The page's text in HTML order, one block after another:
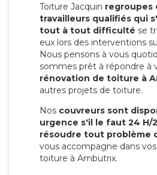
Toiture Jacquin regroupes
travailleurs qualifiés qui
tout à tout difficulté se
eux lors des interventions
Nous pensons à vous
sommes prêt à répondre à
rénovation de toiture à
autres projets de toiture.
Nos couvreurs sont
urgence s'il le faut 24 H/
résoudre tout problème
vous accompagne dans
toiture à Ambutrix.